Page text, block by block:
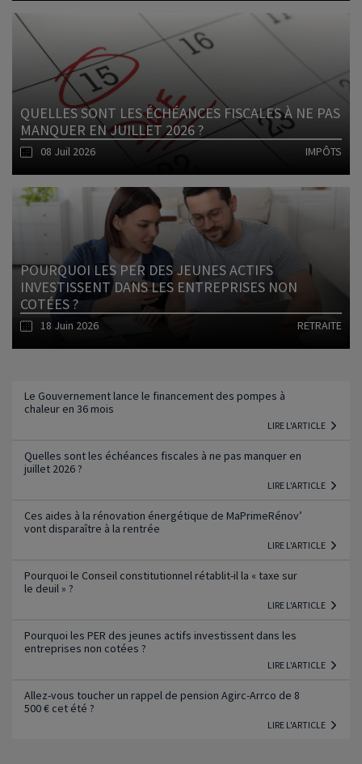
Lire l'article
QUELLES SONT LES ÉCHÉANCES FISCALES À NE PAS
MANQUER EN JUILLET 2026 ?
08 Juil 2026 IMPÔTS
POURQUOI LES PER DES JEUNES ACTIFS
INVESTISSENT DANS LES ENTREPRISES NON
COTÉES ?
18 Juin 2026 RETRAITE
Le Gouvernement lance le financement des pompes à
chaleur en 36 mois
LIRE L'ARTICLE
Quelles sont les échéances fiscales à ne pas manquer en
juillet 2026 ?
LIRE L'ARTICLE
Ces aides à la rénovation énergétique de MaPrimeRénov’
vont disparaître à la rentrée
LIRE L'ARTICLE
Pourquoi le Conseil constitutionnel rétablit-il la « taxe sur
le deuil » ?
LIRE L'ARTICLE
Pourquoi les PER des jeunes actifs investissent dans les
entreprises non cotées ?
LIRE L'ARTICLE
Allez-vous toucher un rappel de pension Agirc-Arrco de 8
500 € cet été ?
LIRE L'ARTICLE